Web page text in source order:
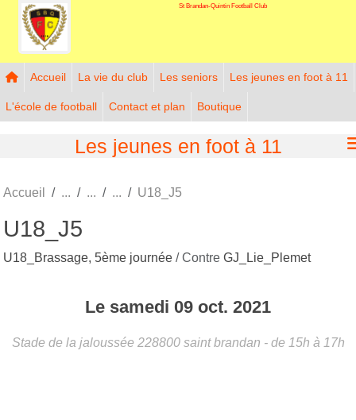
St Brandan-Quintin Football Club
Accueil La vie du club Les seniors Les jeunes en foot à 11
L'école de football Contact et plan Boutique
Les jeunes en foot à 11
Accueil U18_J5
U18_J5
U18_Brassage, 5ème journée / Contre GJ_Lie_Plemet
Le samedi 09 oct. 2021
Stade de la jaloussée 228800 saint brandan - de 15h à 17h
Panneau de gestion des cookies